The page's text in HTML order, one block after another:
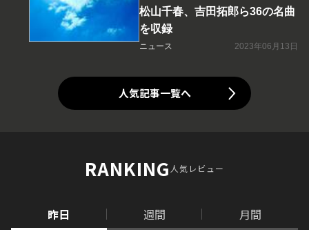
松山千春、吉田拓郎ら36の名曲
を収録
ニュース 2023年06月13日
人気記事一覧へ
RANKING人気レビュー
昨日 週間 月間